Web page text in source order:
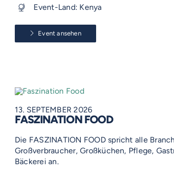
Event-Land: Kenya
Event ansehen
13. SEPTEMBER 2026
FASZINATION FOOD
Die FASZINATION FOOD spricht alle
Großverbraucher, Großküchen, Pflege,
Bäckerei an.